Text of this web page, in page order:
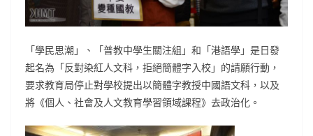
「學民思潮」、「普教中學生關注組」和「港語學」是日發
起名為「反對染紅人文科，拒絕簡體字入校」的請願行動，
要求教育局停止對學校提出以簡體字教授中國語文科，以及
將《個人、社會及人文教育學習領域課程》去政治化。